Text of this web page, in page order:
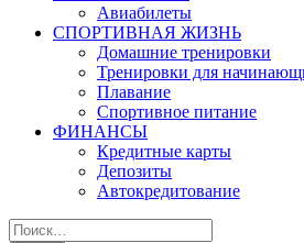
Авиабилеты
СПОРТИВНАЯ ЖИЗНЬ
Домашние тренировки
Тренировки для
Плавание
Спортивное питание
ФИНАНСЫ
Кредитные карты
Депозиты
Автокредитование